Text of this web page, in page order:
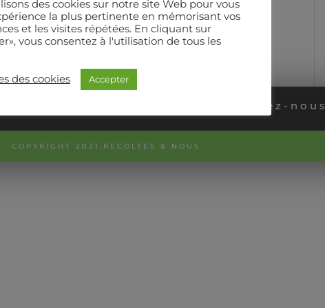
Contactez-nous
COPYRIGHT 2021,RECOLTES & NOUS
des cookies sur notre site Web pour vous
la plus pertinente en mémorisant vos
et les visites répétées. En cliquant sur
vous consentez à l'utilisation de tous les
des cookies Accepter